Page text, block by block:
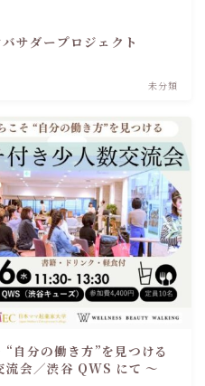
サダープロジェクト
未分類
自分の働き方”を見つける
流会／渋谷 QWS にて ～